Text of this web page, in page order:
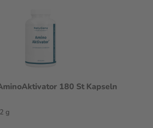
180 St Kapseln
g